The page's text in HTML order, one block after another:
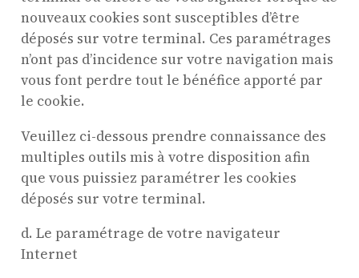
nouveaux cookies sont susceptibles d’être
déposés sur votre terminal. Ces paramétrages
n’ont pas d’incidence sur votre navigation mais
vous font perdre tout le bénéfice apporté par
le cookie.
Veuillez ci-dessous prendre connaissance des
multiples outils mis à votre disposition afin
que vous puissiez paramétrer les cookies
déposés sur votre terminal.
d. Le paramétrage de votre navigateur
Internet